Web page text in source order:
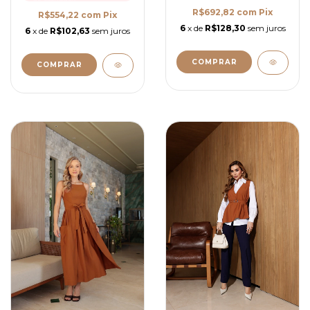
R$554,22 com Pix
6 x de R$102,63 sem juros
COMPRAR
R$692,82 com Pix
6 x de R$128,30 sem juros
COMPRAR